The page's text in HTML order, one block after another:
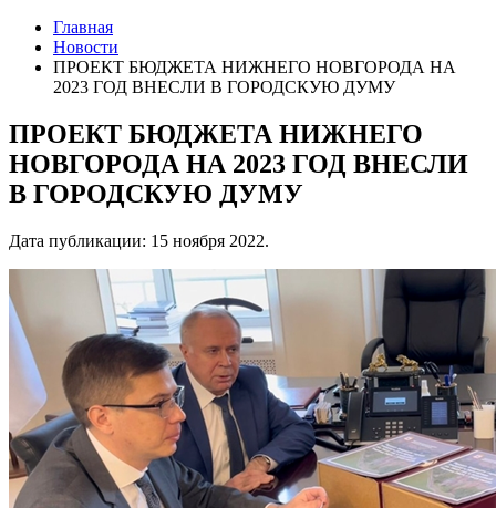
Главная
Новости
ПРОЕКТ БЮДЖЕТА НИЖНЕГО НОВГОРОДА НА
2023 ГОД ВНЕСЛИ В ГОРОДСКУЮ ДУМУ
ПРОЕКТ БЮДЖЕТА НИЖНЕГО
НОВГОРОДА НА 2023 ГОД ВНЕСЛИ
В ГОРОДСКУЮ ДУМУ
Дата публикации: 15 ноября 2022.